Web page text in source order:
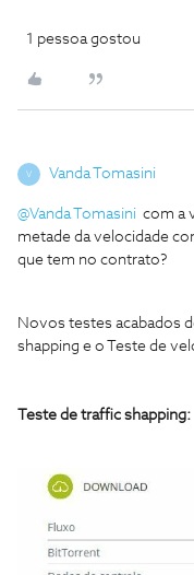
1 pessoa gostou
V Vanda Tomasini
@Vanda Tomasini com a
metade da velocidade
que tem no contrato?
Novos testes acabados
shapping e o Teste de
Teste de traffic shapping: